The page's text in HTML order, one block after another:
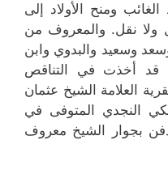
ومنح الأولاد إلى
ولا نقل. والمعروف من
وسعيد والبدوي وابن
قد أخذت في التناقص
العلامة الشيخ عثمان
النجدي المتوفى في
وقد دفن بجوار الشيخ معروف